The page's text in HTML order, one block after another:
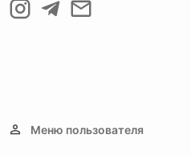
Меню пользователя